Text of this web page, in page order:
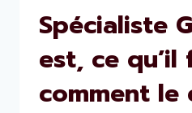
Spécialiste
est, ce
comment le